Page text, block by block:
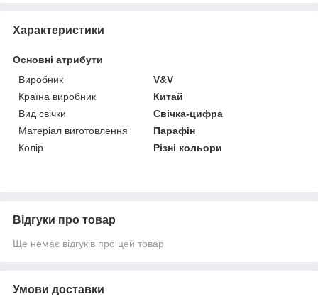
Характеристики
Основні атрибути
Виробник
V&V
Країна виробник
Китай
Вид свічки
Свічка-цифра
Матеріал виготовлення
Парафін
Колір
Різні кольори
Відгуки про товар
Ще немає відгуків про цей товар
Умови доставки